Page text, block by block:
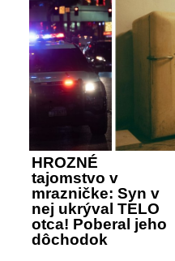
HROZNÉ
tajomstvo v
mrazničke: Syn v
nej ukrýval TELO
otca! Poberal jeho
dôchodok